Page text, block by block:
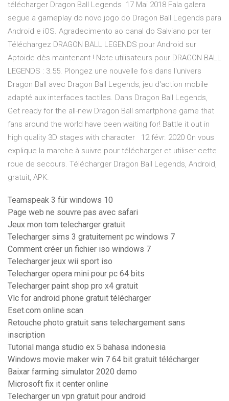
télécharger Dragon Ball Legends 17 Mai 2018 Fala galera
segue a gameplay do novo jogo do Dragon Ball Legends para
Android e iOS. Agradecimento ao canal do Salviano por ter
Téléchargez DRAGON BALL LEGENDS pour Android sur
Aptoide dès maintenant ! Note utilisateurs pour DRAGON BALL
LEGENDS : 3.55. Plongez une nouvelle fois dans l'univers
Dragon Ball avec Dragon Ball Legends, jeu d'action mobile
adapté aux interfaces tactiles. Dans Dragon Ball Legends,
Get ready for the all-new Dragon Ball smartphone game that
fans around the world have been waiting for! Battle it out in
high quality 3D stages with character 12 févr. 2020 On vous
explique la marche à suivre pour télécharger et utiliser cette
roue de secours. Télécharger Dragon Ball Legends, Android,
gratuit, APK.
Teamspeak 3 für windows 10
Page web ne souvre pas avec safari
Jeux mon tom telecharger gratuit
Telecharger sims 3 gratuitement pc windows 7
Comment créer un fichier iso windows 7
Telecharger jeux wii sport iso
Telecharger opera mini pour pc 64 bits
Telecharger paint shop pro x4 gratuit
Vlc for android phone gratuit télécharger
Eset.com online scan
Retouche photo gratuit sans telechargement sans
inscription
Tutorial manga studio ex 5 bahasa indonesia
Windows movie maker win 7 64 bit gratuit télécharger
Baixar farming simulator 2020 demo
Microsoft fix it center online
Telecharger un vpn gratuit pour android